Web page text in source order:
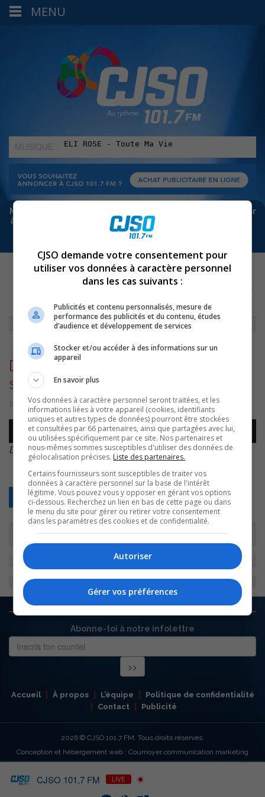
MUSIQUE
:
Meta bloque les infos sur Facebook. Pour ne rien manquer
à Sorel-Tracy et la région, abonne-toi à notre infolettre :
HÔTEL-DIEU DE SOREL : AUCUN EFFORT N’EST
JOCELYN LAVIGNE NIVEAU DE SOIN – NIVEAU DE SOIN 1
Dr Jocelyn Lavigne Niveau de
soin – Niveau de soin 1
19 février 2020 | Par Sylvain Rochon
Lecteur
audio
00:00 00:00
Dr Jocelyn Lavigne Niveau de soin – Niveau de soin 1
Retour
Abonne-toi à notre infolettre
Accueil À propos L’équipe
Politique de confidentialité
Contact
Publicité
2026 © CJSO 101,7 FM. Tous droits réservés.
Conception et hébergement web : Cournoyer communication marketing
CJSO 101,7 FM LIVE
MENU
CJSO demande votre consentement pour
utiliser vos données à caractère personnel
dans les cas suivants :
Publicités et contenu personnalisés, mesure de
performance des publicités et du contenu, études
d’audience et développement de services
Stocker et/ou accéder à des informations sur un
appareil
En savoir plus
Vos données à caractère personnel seront traitées, et les
informations liées à votre appareil (cookies, identifiants
uniques et autres types de données) pourront être stockées
et consultées par 66 partenaires, ainsi que partagées avec lui,
ou utilisées spécifiquement par ce site. Nos partenaires et
nous-mêmes sommes susceptibles d'utiliser des données de
géolocalisation précises. Liste des partenaires.
Certains fournisseurs sont susceptibles de traiter vos
données à caractère personnel sur la base de l'intérêt
légitime. Vous pouvez vous y opposer en gérant vos options
ci-dessous. Recherchez un lien en bas de cette page ou dans
le menu du site pour gérer ou retirer votre consentement
dans les paramètres des cookies et de confidentialité.
Autoriser
Gérer vos préférences